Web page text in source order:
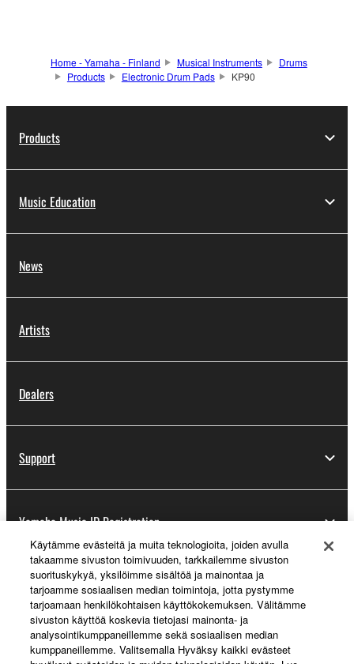
Home - Yamaha - Finland Musical Instruments
Drums
Products
Electronic Drum Pads KP90
Products
Music Education
News
Artists
Dealers
Support
Yamaha Music ID Registration
About Yamaha
Suomi - English
Käytämme evästeitä ja muita teknologioita, joiden avulla
takaamme sivuston toimivuuden, tarkkailemme sivuston
suorituskykyä, yksilöimme sisältöä ja mainontaa ja
tarjoamme sosiaalisen median toimintoja, jotta pystymme
tarjoamaan henkilökohtaisen käyttökokemuksen. Välitämme
sivuston käyttöä koskevia tietojasi mainonta- ja
analysointikumppaneillemme sekä sosiaalisen median
kumppaneillemme. Valitsemalla Hyväksy kaikki evästeet